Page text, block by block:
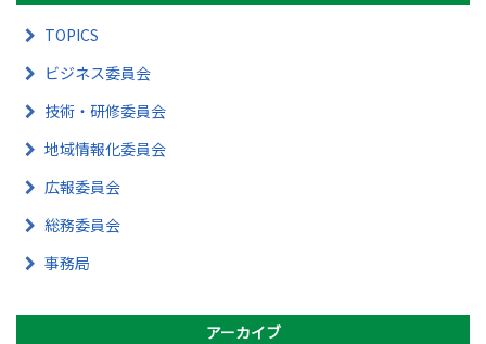
TOPICS
ビジネス委員会
技術・研修委員会
地域情報化委員会
広報委員会
総務委員会
事務局
アーカイブ